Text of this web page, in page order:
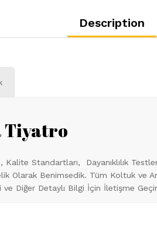
Description
Tiyatro
Standartları, Dayanıklılık
Olarak Benimsedik. Tüm Koltuk ve
Diğer Detaylı Bilgi İçin İletişme